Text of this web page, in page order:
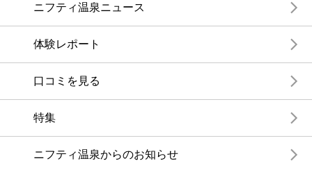
ニフティ温泉ニュース
体験レポート
口コミを見る
特集
ニフティ温泉からのお知らせ